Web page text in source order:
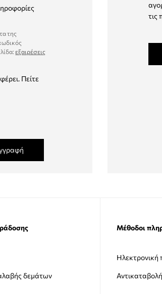
της
εξαιρέσεις
Πείτε
τις
δεμάτων
Μέθοδοι
Ηλεκτρονική
Αντικαταβολή